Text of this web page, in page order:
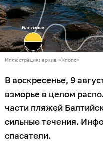
Иллюстрация: архив «Клопс»
В воскресенье, 9
взморье в целом
части пляжей
сильные течения.
спасатели.